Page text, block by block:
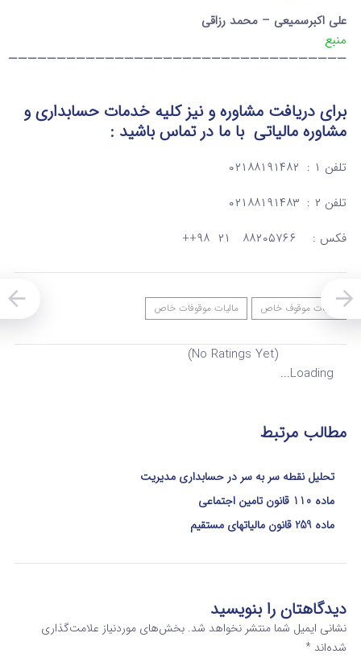
علی اکبرسمیعی – محمد رزاقی
منبع
———————————————————————————————————
برای دریافت مشاوره و نیز کلیه خدمات حسابداری و
مشاوره مالیاتیبا ما در تماسباشید :
تلفن ۱ : ۰۲۱۸۸۱۹۱۴۸۲
تلفن ۲ : ۰۲۱۸۸۱۹۱۴۸۳
فکس : ۸۸۲۰۵۷۶۶ ۲۱ ۹۸++
مالیات موقوف خاص مالیات موقوفات خاص
(No Ratings Yet)
Loading...
مطالب مرتبط
تحلیل نقطه سر به سر در حسابداری مدیریت
ماده 110 قانون تامین اجتماعی
ماده 259 قانون مالیاتهای مستقیم
دیدگاهتان را بنویسید
نشانی ایمیل شما منتشر نخواهد شد. بخش‌های موردنیاز علامت‌گذاری
شده‌اند *